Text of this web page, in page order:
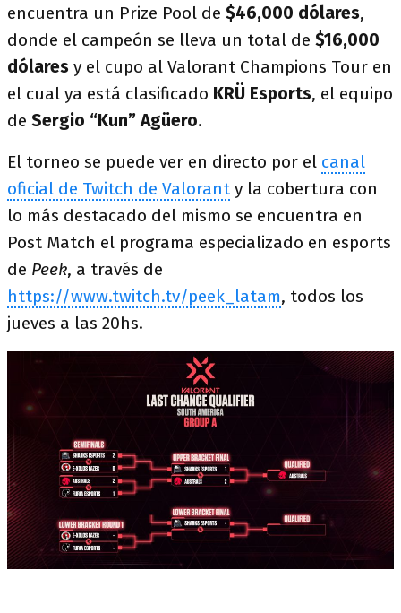
encuentra un Prize Pool de $46,000 dólares,
donde el campeón se lleva un total de $16,000
dólares y el cupo al Valorant Champions Tour en
el cual ya está clasificado KRÜ Esports, el equipo
de Sergio “Kun” Agüero.
El torneo se puede ver en directo por el canal
oficial de Twitch de Valorant y la cobertura con
lo más destacado del mismo se encuentra en
Post Match el programa especializado en esports
de Peek, a través de
https://www.twitch.tv/peek_latam, todos los
jueves a las 20hs.